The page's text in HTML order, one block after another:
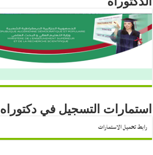
استمارات التسجيل في دكتوراه
رابط تحميل الاستمارات